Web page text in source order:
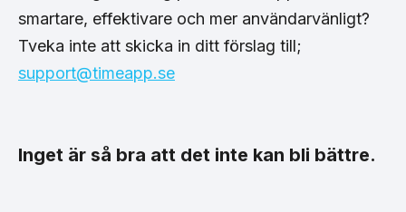
smartare, effektivare och mer användarvänligt?
Tveka inte att skicka in ditt förslag till;
support@timeapp.se
Inget är så bra att det inte kan bli bättre.